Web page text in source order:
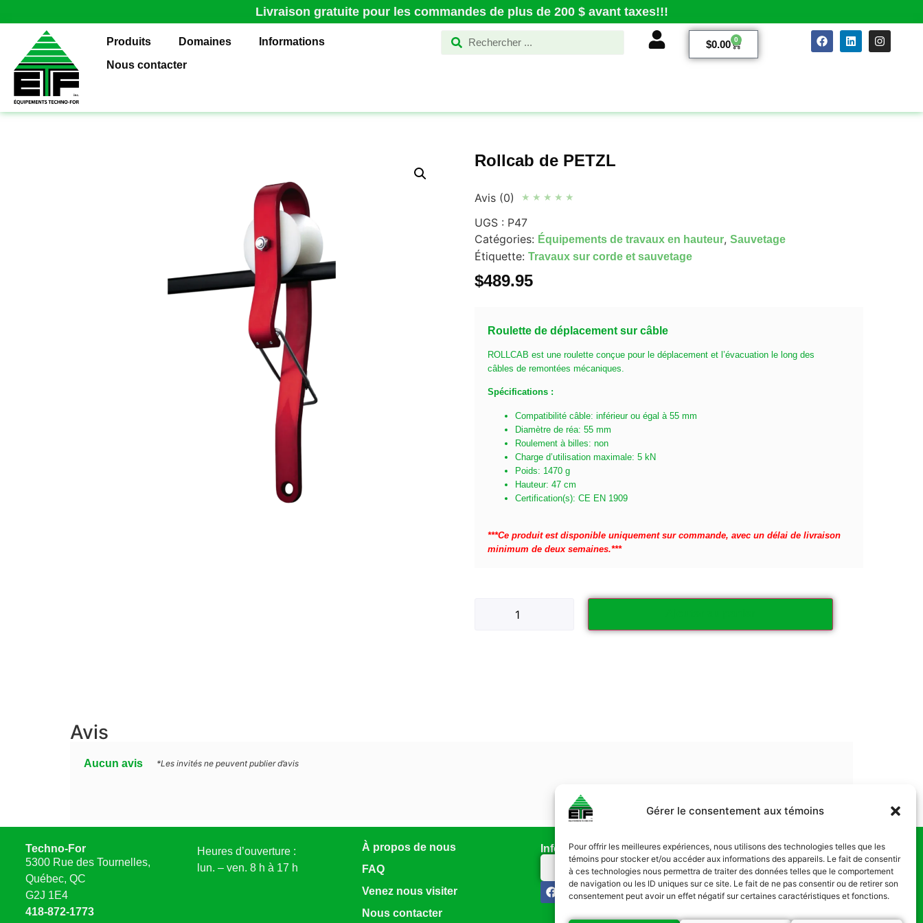
Gérer le consentement aux témoins
Pour offrir les meilleures expériences, nous utilisons des technologies telles que les
témoins pour stocker et/ou accéder aux informations des appareils. Le fait de consentir
à ces technologies nous permettra de traiter des données telles que le comportement
de navigation ou les ID uniques sur ce site. Le fait de ne pas consentir ou de retirer son
consentement peut avoir un effet négatif sur certaines caractéristiques et fonctions.
Livraison gratuite pour les commandes de plus de 200 $ avant taxes!!!
Produits Domaines
Informations
Nous contacter
$0.00 0
Rollcab de PETZL
Avis (0) ★ ★ ★ ★ ★
UGS : P47
Catégories: Équipements de travaux en hauteur, Sauvetage
Étiquette: Travaux sur corde et sauvetage
$489.95
Roulette de déplacement sur câble
ROLLCAB est une roulette conçue pour le déplacement et l’évacuation le long des
câbles de remontées mécaniques.
Spécifications :
Compatibilité câble: inférieur ou égal à 55 mm
Diamètre de réa: 55 mm
Roulement à billes: non
Charge d’utilisation maximale: 5 kN
Poids: 1470 g
Hauteur: 47 cm
Certification(s): CE EN 1909
***Ce produit est disponible uniquement sur commande, avec un délai de livraison
minimum de deux semaines.***
Avis
Aucun avis *Les invités ne peuvent publier d’avis
Techno-For
5300 Rue des Tournelles,
Québec, QC
G2J 1E4
418-872-1773
Heures d’ouverture :
lun. – ven. 8 h à 17 h
À propos de nous
FAQ
Venez nous visiter
Nous contacter
Infolettre
Abonnez-vous